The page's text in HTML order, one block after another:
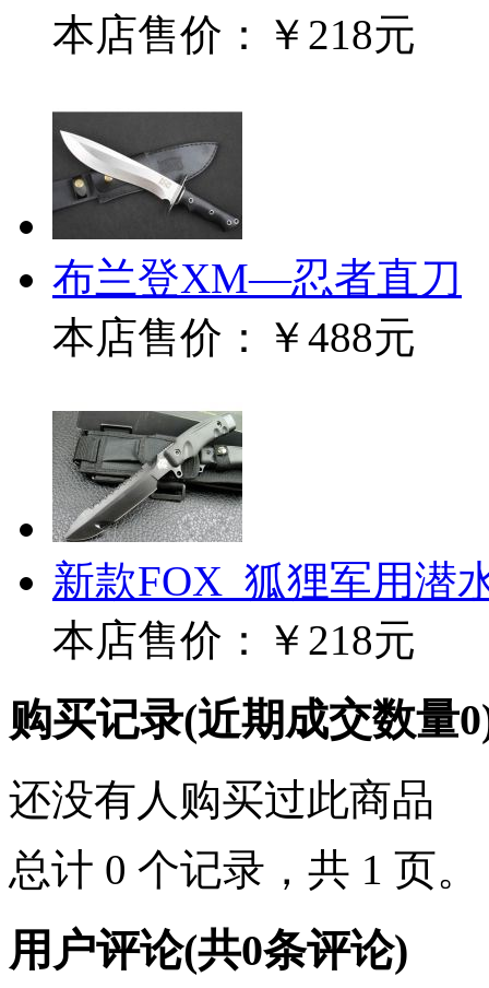
本店售价：
￥218元
布兰登XM—忍者直刀
本店售价：
￥488元
新款FOX_狐狸军用潜
本店售价：
￥218元
购买记录(近期成交数量0
还没有人购买过此商品
总计 0 个记录，共 1 页。
用户评论(共0条评论)